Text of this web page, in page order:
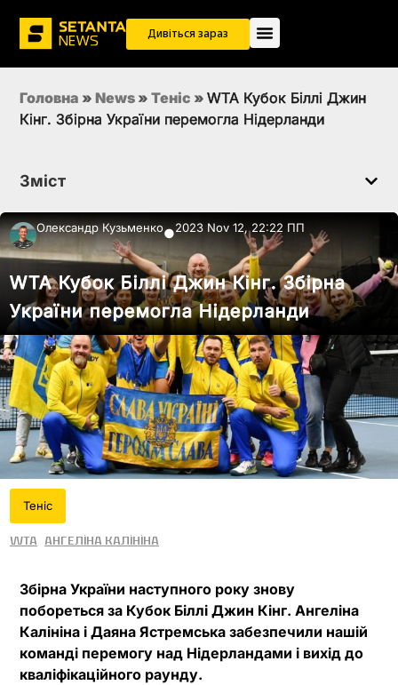
Дивіться зараз
Головна » News » Теніс » WTA Кубок Біллі Джин
Кінг. Збірна України перемогла Нідерланди
Зміст
Олександр Кузьменко●2023 Nov 12, 22:22 ПП
WTA Кубок Біллі Джин Кінг. Збірна
України перемогла Нідерланди
Теніс
WTA Ангеліна Калініна
Збірна України наступного року знову
побореться за Кубок Біллі Джин Кінг. Ангеліна
Калініна і Даяна Ястремська забезпечили нашій
команді перемогу над Нідерландами і вихід до
кваліфікаційного раунду.